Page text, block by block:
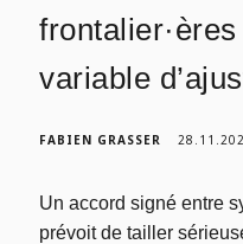
variable
FABIEN GRASSER
Un accord signé entre
prévoit de tailler